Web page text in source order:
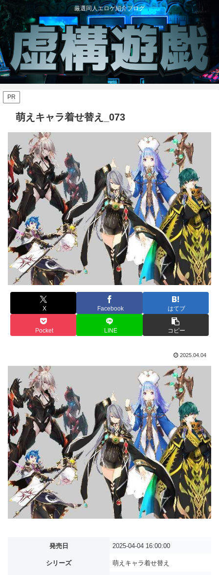
厳選同人エロゲ紹介ブログ
PR
萌えキャラ着せ替え_073
X Facebook はてブ
Pocket LINE コピー
2025.04.04
発売日 2025-04-04 16:00:00
シリーズ 萌えキャラ着せ替え